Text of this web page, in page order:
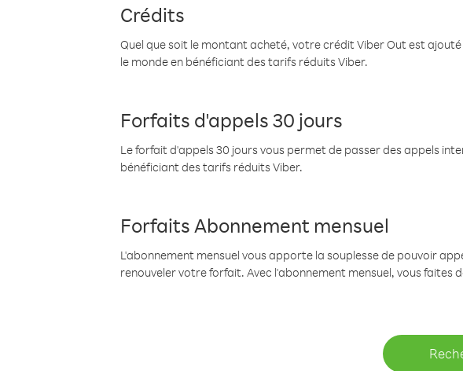
Crédits
Quel que soit le montant acheté, votre crédit Viber Out est
le monde en bénéficiant des tarifs réduits Viber.
Forfaits d'appels 30 jours
Le forfait d'appels 30 jours vous permet de passer des appels
bénéficiant des tarifs réduits Viber.
Forfaits Abonnement mensuel
L'abonnement mensuel vous apporte la souplesse de pouvoir
renouveler votre forfait. Avec l'abonnement mensuel, vous faites